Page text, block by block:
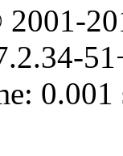
0.001